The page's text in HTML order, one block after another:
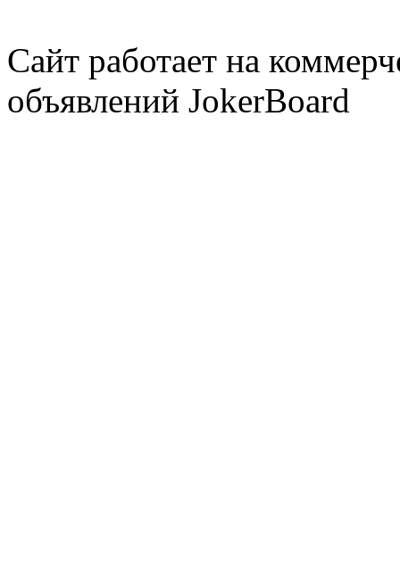
Сайт работает на
объявлений JokerBoard